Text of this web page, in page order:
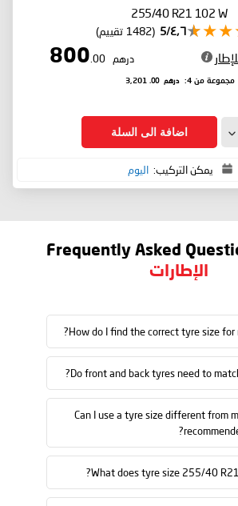
255/40 R21 102 W
٤٫٦/5 (1482 تقييم)
درهم 800
.00
مجموعة من 4: درهم 3,201
.00
اضافة الى السلة
يمكن التركيب: اليوم
Frequently Asked
الإطارات
How do I find the correct tyre size for
Do front and back tyres need to
Can I use a tyre size different from
What does tyre size 255/40 R21